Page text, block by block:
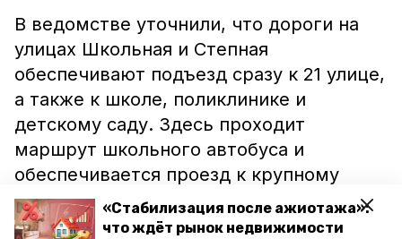
«Стабилизация после ажиотажа»:
что ждёт рынок недвижимости
В ведомстве уточнили, что дороги на
улицах Школьная и Степная
обеспечивают подъезд сразу к 21 улице,
а также к школе, поликлинике и
детскому саду. Здесь проходит
маршрут школьного автобуса и
обеспечивается проезд к крупному
овощехранилищу.